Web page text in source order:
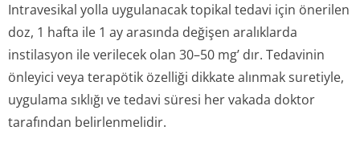
Intravesikal yolla uygulanacak topikal tedavi için önerilen
doz, 1 hafta ile 1 ay arasında değişen aralıklarda
instilasyon ile verilecek olan 30–50 mg’ dır. Tedavinin
önleyici veya terapötik özelliği dikkate alınmak suretiyle,
uygulama sıklığı ve tedavi süresi her vakada doktor
tarafından belirlenmelidir.